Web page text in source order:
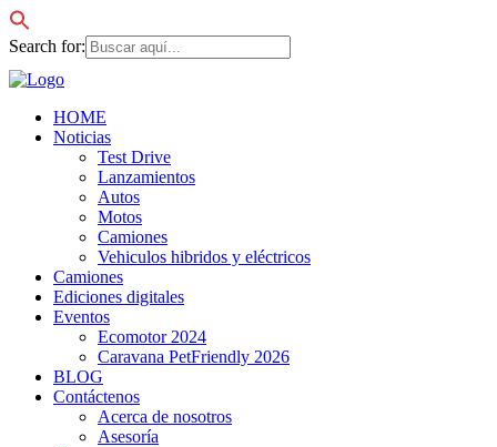
Search for:
HOME
Noticias
Test Drive
Lanzamientos
Autos
Motos
Camiones
Vehiculos hibridos y eléctricos
Camiones
Ediciones digitales
Eventos
Ecomotor 2024
Caravana PetFriendly 2026
BLOG
Contáctenos
Acerca de nosotros
Asesoría